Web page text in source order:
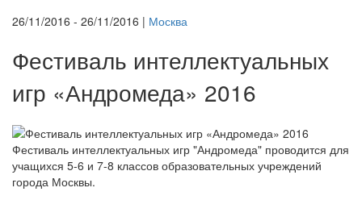
26/11/2016 - 26/11/2016 | Москва
Фестиваль интеллектуальных
игр «Андромеда» 2016
Фестиваль интеллектуальных игр "Андромеда" проводится для
учащихся 5-6 и 7-8 классов образовательных учреждений
города Москвы.